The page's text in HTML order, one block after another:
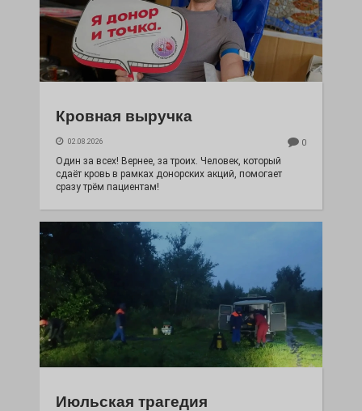
Кровная выручка
02.08.2026 0
Один за всех! Вернее, за троих. Человек, который
сдаёт кровь в рамках донорских акций, помогает
сразу трём пациентам!
Июльская трагедия